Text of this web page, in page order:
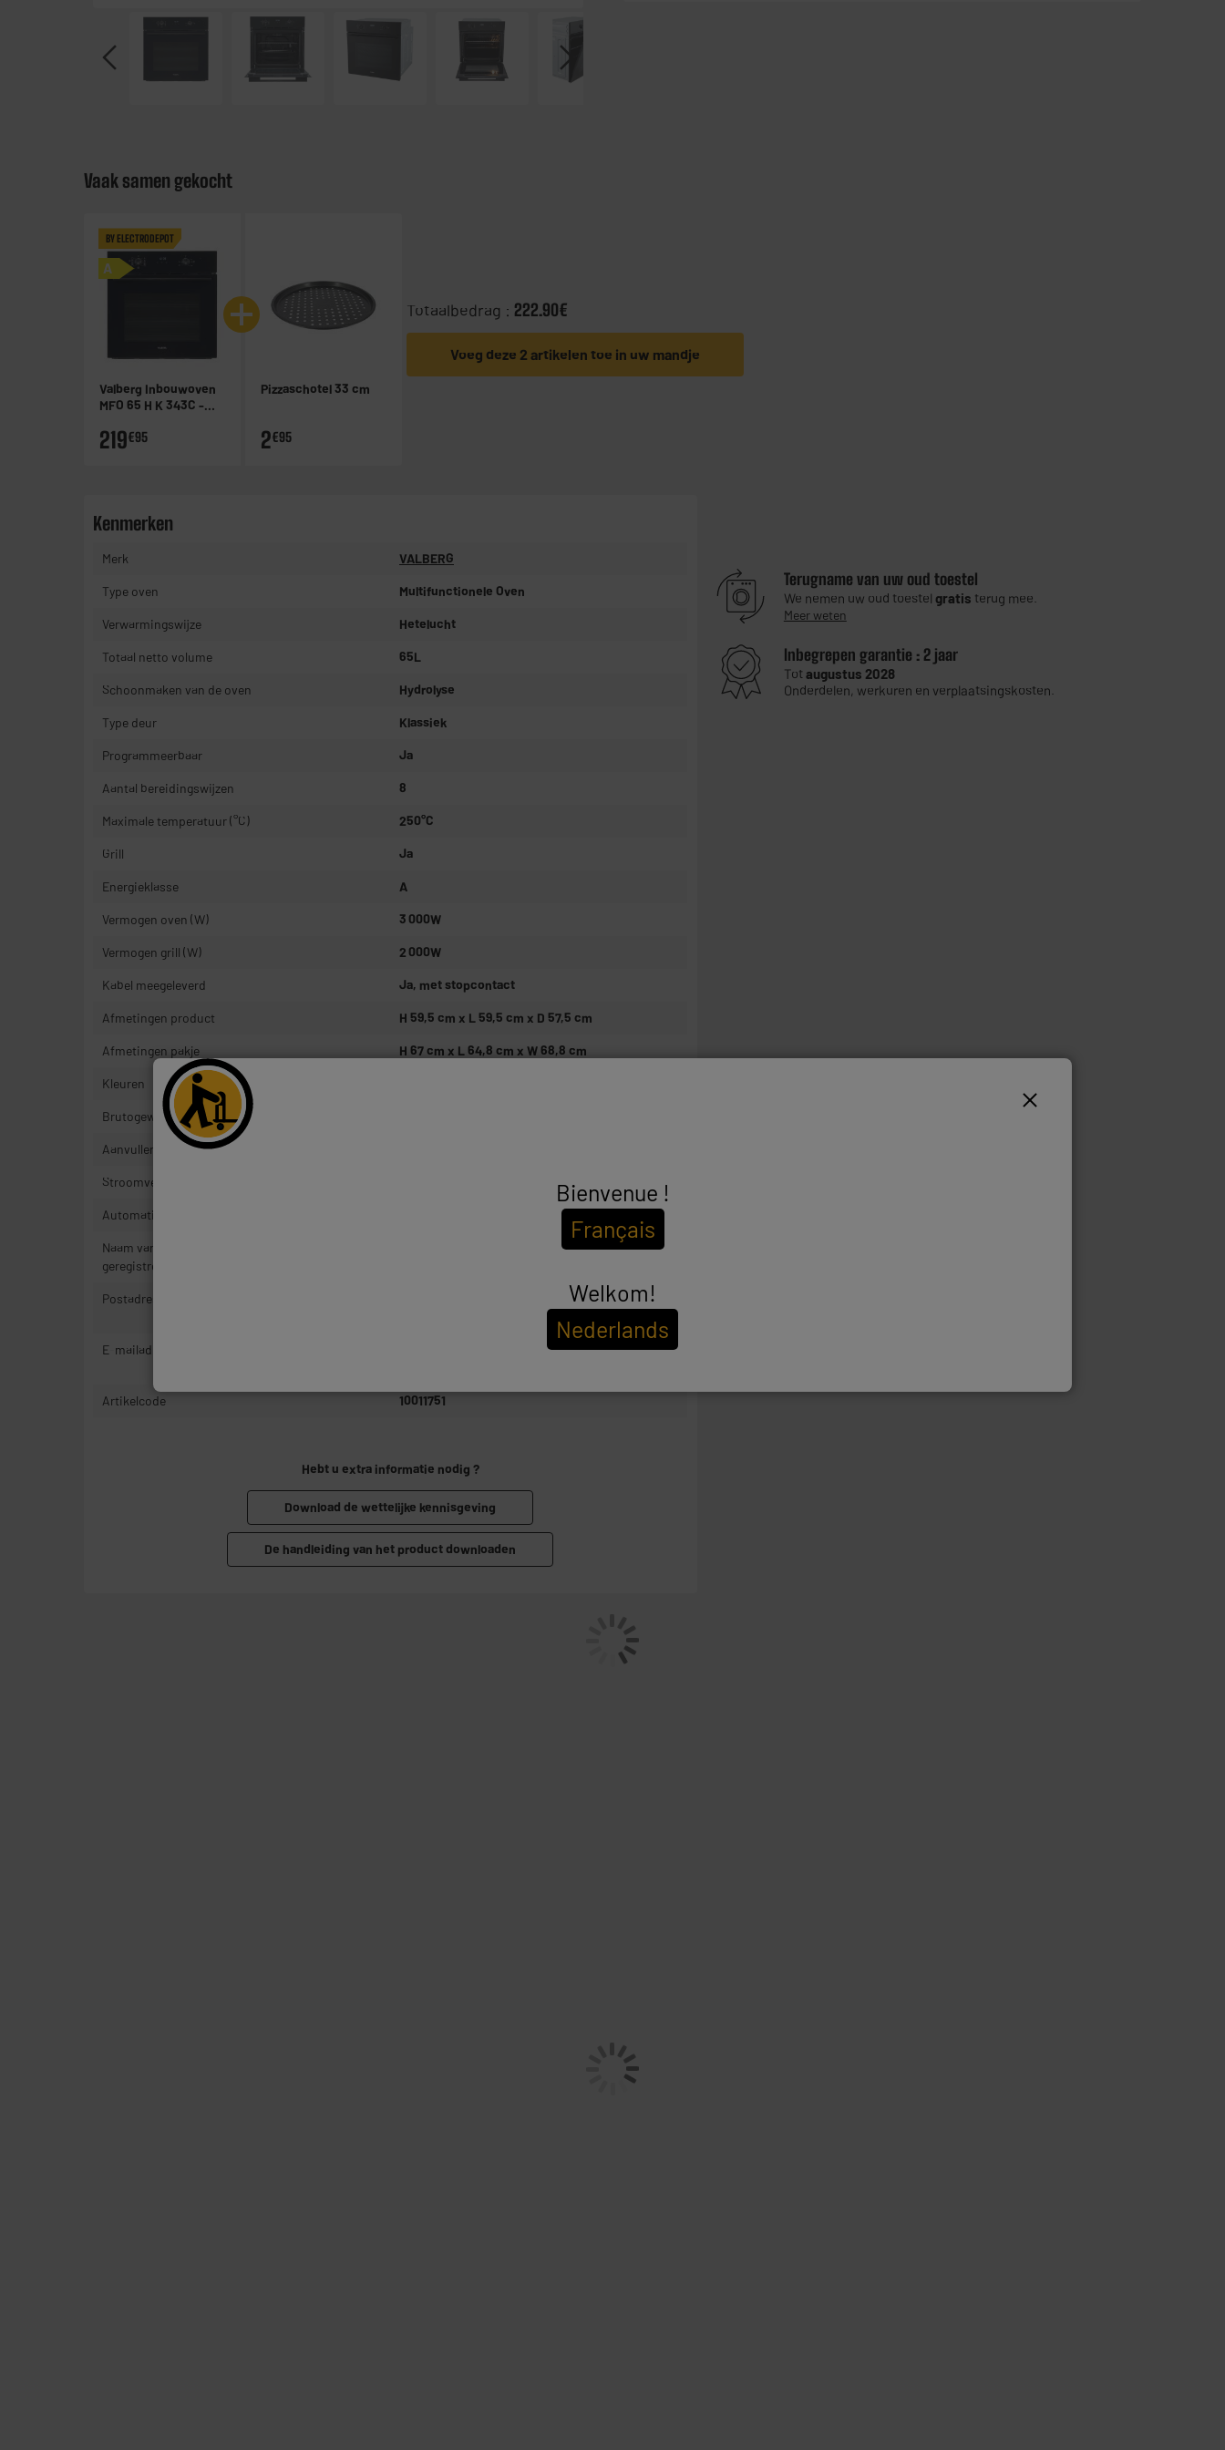
Vaak samen gekocht
BY ELECTRODEPOT
A
Valberg Inbouwoven
MFO 65 H K 343C -
219€95
Pizzaschotel 33 cm
2€95
Totaalbedrag : 222.90€
Voeg deze 2 artikelen toe in uw mandje
Terugname van uw oud toestel
We nemen uw oud toestel gratis terug mee.
Meer weten
Inbegrepen garantie : 2 jaar
Totaugustus 2028
Onderdelen, werkuren en verplaatsingskosten.
Kenmerken
Merk VALBERG
Type oven Multifunctionele Oven
Verwarmingswijze Hetelucht
Totaal netto volume 65L
Schoonmaken van de oven Hydrolyse
Type deur Klassiek
Programmeerbaar Ja
Aantal bereidingswijzen 8
Maximale temperatuur (°C) 250°C
Grill Ja
Energieklasse A
Vermogen oven (W) 3 000W
Vermogen grill (W) 2 000W
Kabel meegeleverd Ja, met stopcontact
Afmetingen product H 59,5 cm x L 59,5 cm x D 57,5 cm
Afmetingen pakje H 67 cm x L 64,8 cm x W 68,8 cm
Kleuren
Brutogewicht
Aanvullende kenmerken
Stroomverbruik in stand-bymodus
Automatisch uitschakelen
Naam van de fabrikant, bedrijfsnaam of
geregistreerd handelsmerk
Postadres
1 ROUTE DE VENDEVILLE 59155 FACHES
E-mailadres
PRODUCTSUPPORT@CONTACT.ELECTRODEPOT.F
Artikelcode 10011751
Hebt u extra informatie nodig ?
Download de wettelijke kennisgeving
De handleiding van het product downloaden
Bienvenue !
Français
Welkom!
Nederlands